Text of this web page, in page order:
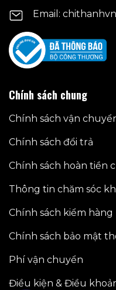
Email:
Chính sách chung
Chính sách vận
Chính sách đổi trả
Chính sách hoàn tiền
Thông tin chăm sóc
Chính sách kiểm hàng
Chính sách bảo mật
Phí vận chuyển
Điều kiện & Điều